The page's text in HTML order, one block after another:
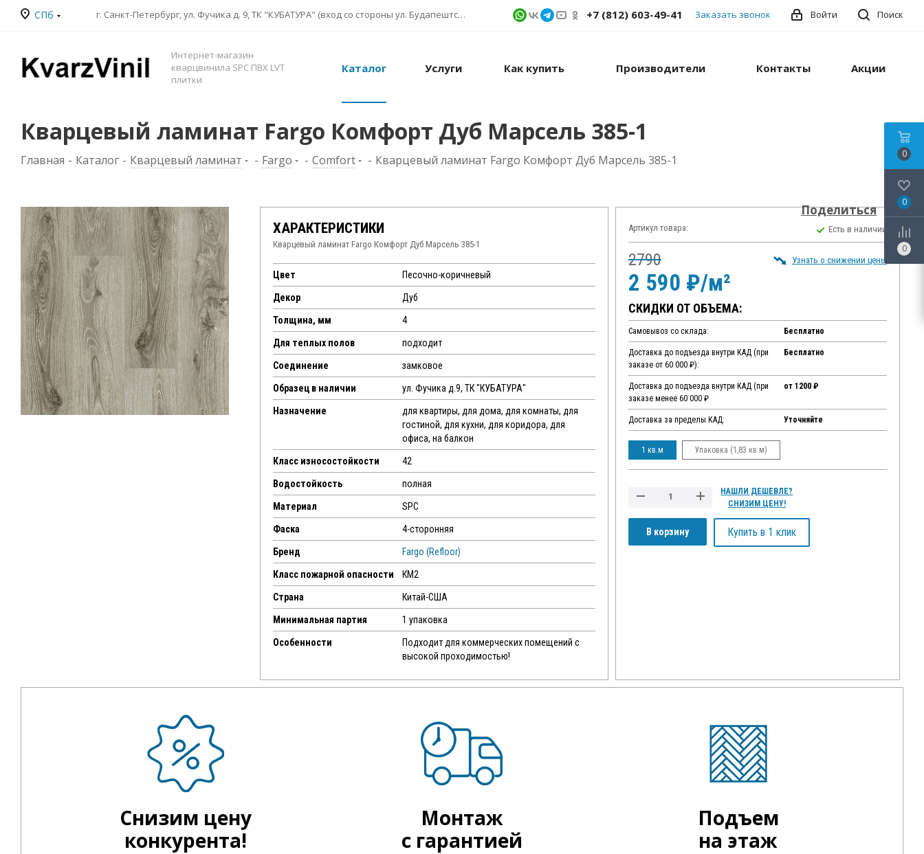
СПб г. Санкт-Петербург, ул. Фучика д. 9, ТК "КУБАТУРА" (вход со стороны ул. Будапештской) № 1в.541 Поиск
Войти
+7 (812) 603-49-41 Заказать звонок
Интернет-магазин
кварцвинила SPC ПВХ LVT
плитки
Каталог Услуги Как купить Производители Контакты Акции
Кварцевый ламинат Fargo Комфорт Дуб Марсель 385-1
Главная - Каталог - Кварцевый ламинат - Fargo - Comfort - Кварцевый ламинат Fargo Комфорт Дуб Марсель 385-1
Поделиться
ХАРАКТЕРИСТИКИ
Кварцевый ламинат Fargo Комфорт Дуб Марсель 385-1
Цвет Песочно-коричневый
Декор Дуб
Толщина, мм 4
Для теплых полов подходит
Соединение замковое
Образец в наличии ул. Фучика д.9, ТК "КУБАТУРА"
Назначение
для квартиры, для дома, для комнаты, для
гостиной, для кухни, для коридора, для
офиса, на балкон
Класс износостойкости 42
Водостойкость полная
Материал SPC
Фаска 4-сторонняя
Бренд Fargo (Refloor)
Класс пожарной опасности КМ2
Страна Китай-США
Минимальная партия 1 упаковка
Особенности
Подходит для коммерческих помещений с
высокой проходимостью!
Артикул товара: Есть в наличии
2790
2 590 ₽/м²
Узнать о снижении цены
СКИДКИ ОТ ОБЪЕМА:
Самовывоз со склада: Бесплатно
Доставка до подъезда внутри КАД (при
заказе от 60 000 ₽):
Бесплатно
Доставка до подъезда внутри КАД (при
заказе менее 60 000 ₽
от 1200 ₽
Доставка за пределы КАД: Уточняйте
1 кв.м Упаковка (1,83 кв.м)
В корзину
НАШЛИ ДЕШЕВЛЕ?
СНИЗИМ ЦЕНУ!
Купить в 1 клик
Снизим цену
конкурента!
Монтаж
с гарантией
Подъем
на этаж
0
0
0